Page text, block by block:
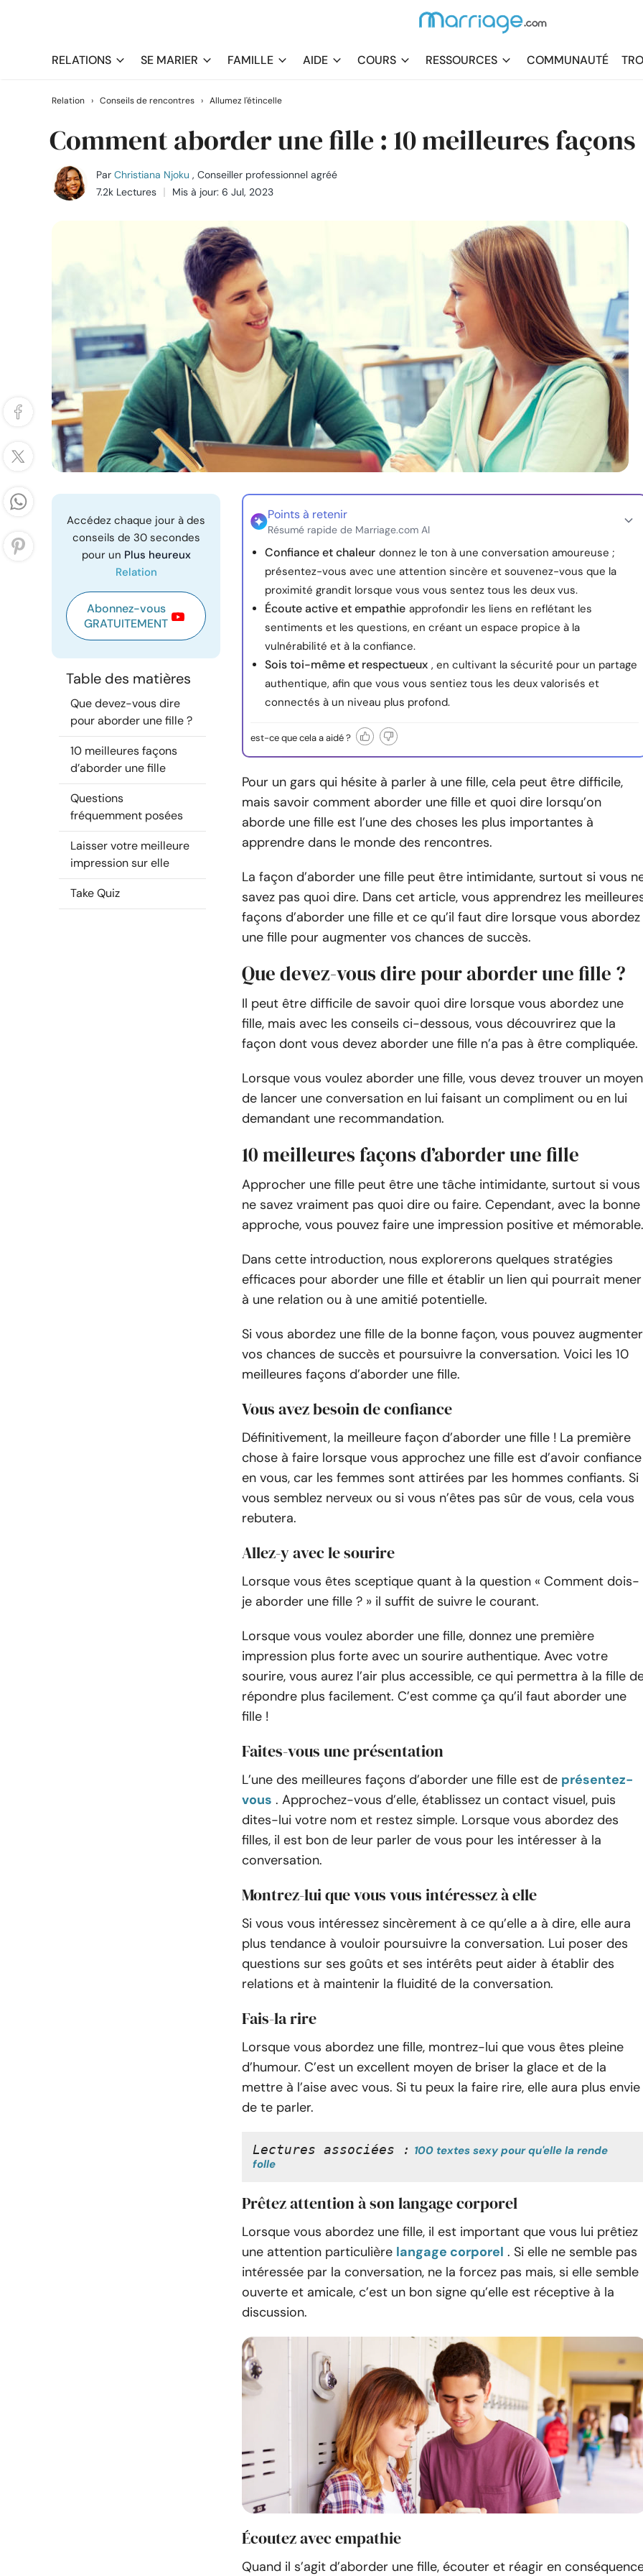
RELATIONS SE MARIER FAMILLE AIDE COURS RESSOURCES COMMUNAUTÉ
Relation › Conseils de rencontres › Allumez l'étincelle
Comment aborder une fille : 10 meilleures façons
Par Christiana Njoku , Conseiller professionnel agréé
7.2k Lectures
Mis à jour: 6 Jul, 2023
Accédez chaque jour à des
conseils de 30 secondes
pour un Plus heureux
Relation
Abonnez-vous
GRATUITEMENT
Table des matières
Que devez-vous dire
pour aborder une fille ?
10 meilleures façons
d’aborder une fille
Questions
fréquemment posées
Laisser votre meilleure
impression sur elle
Take Quiz
Points à retenir
Résumé rapide de Marriage.com AI
Confiance et chaleur donnez le ton à une conversation amoureuse ;
présentez-vous avec une attention sincère et souvenez-vous que la
proximité grandit lorsque vous vous sentez tous les deux vus.
Écoute active et empathie approfondir les liens en reflétant les
sentiments et les questions, en créant un espace propice à la
vulnérabilité et à la confiance.
Sois toi-même et respectueux , en cultivant la sécurité pour un partage
authentique, afin que vous vous sentiez tous les deux valorisés et
connectés à un niveau plus profond.
est-ce que cela a aidé ?
Pour un gars qui hésite à parler à une fille, cela peut être difficile,
mais savoir comment aborder une fille et quoi dire lorsqu’on
aborde une fille est l’une des choses les plus importantes à
apprendre dans le monde des rencontres.
La façon d’aborder une fille peut être intimidante, surtout si vous
savez pas quoi dire. Dans cet article, vous apprendrez les
façons d’aborder une fille et ce qu’il faut dire lorsque vous abordez
une fille pour augmenter vos chances de succès.
Que devez-vous dire pour aborder une fille ?
Il peut être difficile de savoir quoi dire lorsque vous abordez une
fille, mais avec les conseils ci-dessous, vous découvrirez que la
façon dont vous devez aborder une fille n’a pas à être compliquée.
Lorsque vous voulez aborder une fille, vous devez trouver un moyen
de lancer une conversation en lui faisant un compliment ou en lui
demandant une recommandation.
10 meilleures façons d’aborder une fille
Approcher une fille peut être une tâche intimidante, surtout si vous
ne savez vraiment pas quoi dire ou faire. Cependant, avec la bonne
approche, vous pouvez faire une impression positive et mémorable.
Dans cette introduction, nous explorerons quelques stratégies
efficaces pour aborder une fille et établir un lien qui pourrait mener
à une relation ou à une amitié potentielle.
Si vous abordez une fille de la bonne façon, vous pouvez augmenter
vos chances de succès et poursuivre la conversation. Voici les 10
meilleures façons d’aborder une fille.
Vous avez besoin de confiance
Définitivement, la meilleure façon d’aborder une fille ! La première
chose à faire lorsque vous approchez une fille est d’avoir confiance
en vous, car les femmes sont attirées par les hommes confiants. Si
vous semblez nerveux ou si vous n’êtes pas sûr de vous, cela vous
rebutera.
Allez-y avec le sourire
Lorsque vous êtes sceptique quant à la question « Comment dois-
je aborder une fille ? » il suffit de suivre le courant.
Lorsque vous voulez aborder une fille, donnez une première
impression plus forte avec un sourire authentique. Avec votre
sourire, vous aurez l’air plus accessible, ce qui permettra à la fille
répondre plus facilement. C’est comme ça qu’il faut aborder une
fille !
Faites-vous une présentation
L’une des meilleures façons d’aborder une fille est de présentez-
vous . Approchez-vous d’elle, établissez un contact visuel, puis
dites-lui votre nom et restez simple. Lorsque vous abordez des
filles, il est bon de leur parler de vous pour les intéresser à la
conversation.
Montrez-lui que vous vous intéressez à elle
Si vous vous intéressez sincèrement à ce qu’elle a à dire, elle aura
plus tendance à vouloir poursuivre la conversation. Lui poser des
questions sur ses goûts et ses intérêts peut aider à établir des
relations et à maintenir la fluidité de la conversation.
Fais-la rire
Lorsque vous abordez une fille, montrez-lui que vous êtes pleine
d’humour. C’est un excellent moyen de briser la glace et de la
mettre à l’aise avec vous. Si tu peux la faire rire, elle aura plus envie
de te parler.
Lectures associées : 100 textes sexy pour qu'elle la rende
folle
Prêtez attention à son langage corporel
Lorsque vous abordez une fille, il est important que vous lui prêtiez
une attention particulière langage corporel . Si elle ne semble pas
intéressée par la conversation, ne la forcez pas mais, si elle semble
ouverte et amicale, c’est un bon signe qu’elle est réceptive à la
discussion.
Écoutez avec empathie
Quand il s’agit d’aborder une fille, écouter et réagir en